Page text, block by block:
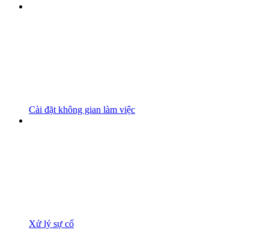
Cài đặt không gian làm việc
Xử lý sự cố